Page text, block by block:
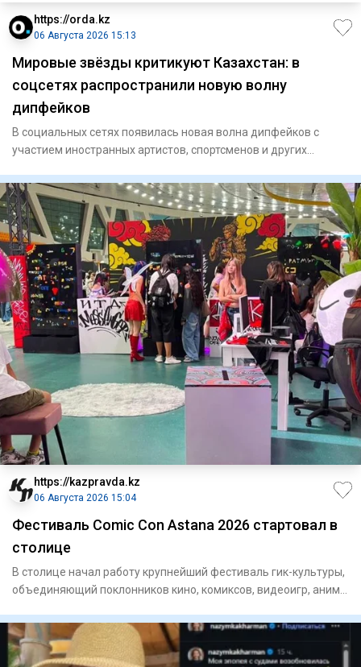
https://orda.kz
06 Августа 2026 15:13
Мировые звёзды критикуют Казахстан: в
соцсетях распространили новую волну
дипфейков
В социальных сетях появилась новая волна дипфейков с
участием иностранных артистов, спортсменов и других
https://kazpravda.kz
06 Августа 2026 15:04
Фестиваль Comic Con Astana 2026 стартовал в
столице
В столице начал работу крупнейший фестиваль гик-культуры,
объединяющий поклонников кино, комиксов, видеоигр, аниме